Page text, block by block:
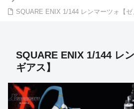
SQUARE ENIX 1/144 レンマーツォ【ゼ
SQUARE ENIX 1/144 レ
ギアス】